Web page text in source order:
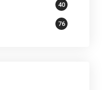
40
76